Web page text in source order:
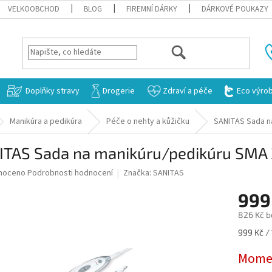
VELKOOBCHOD BLOG FIREMNÍ DÁRKY DÁRKOVÉ POUKAZY
HLEDAT
Doplňky stravy Drogerie Zdraví a péče Eco
Manikúra a pedikúra Péče o nehty a kůžičku SANITAS Sada
Sada na manikúru/pedikúru SMA
Podrobnosti hodnocení Značka: SANITAS
826 Kč
Měrná
999 Kč /